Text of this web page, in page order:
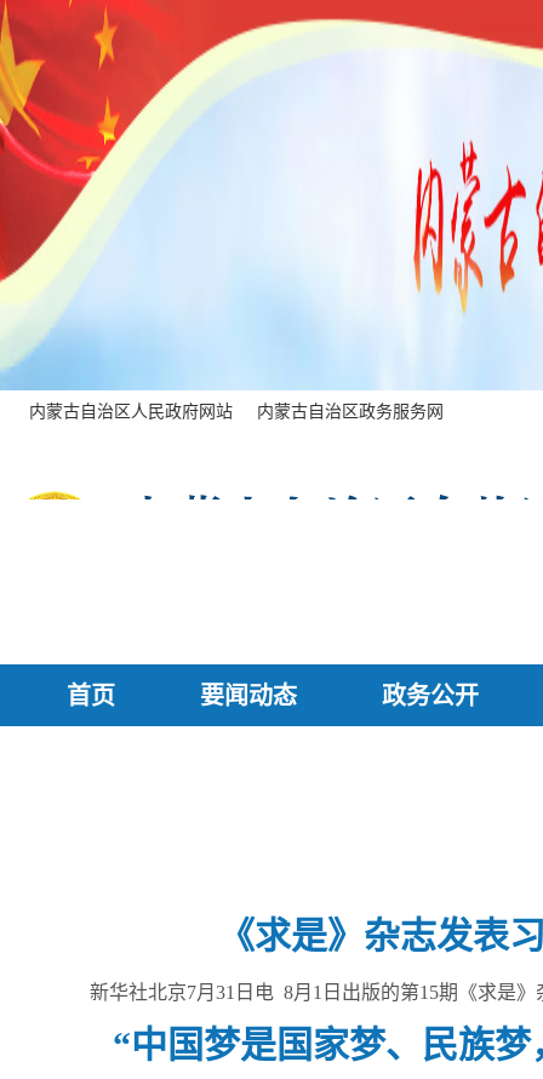
内蒙古自治区人民政府网站 内蒙古自治区政务服务网
首页 要闻动态 政务公开
《求是》杂志发表
新华社北京7月31日电 8月1日出版的第15期《求是
“中国梦是国家梦、民族